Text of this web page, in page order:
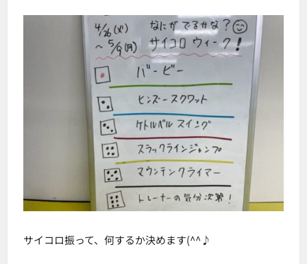
サイコロ振って、何するか決めます(^^♪